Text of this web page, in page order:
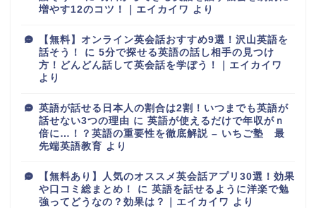
増やす12のコツ！｜エイカイワ より
【無料】オンライン英会話おすすめ9選！沢山英語を
話そう！
に 5分で探せる英語の話し相手の見つけ
方！どんどん話して英会話を学ぼう！｜エイカイワ
より
英語が話せる日本人の割合は2割！いつまでも英語が
話せない3つの理由 に 英語が使えるだけで年収がｎ
倍に…！？英語の重要性を徹底解説 – いちご塾 最
先端英語教育 より
【無料あり】人気のオススメ英会話アプリ30選！効果
や口コミ総まとめ！
に 英語を話せるように洋楽で勉
強ってどうなの？効果は？｜エイカイワ より